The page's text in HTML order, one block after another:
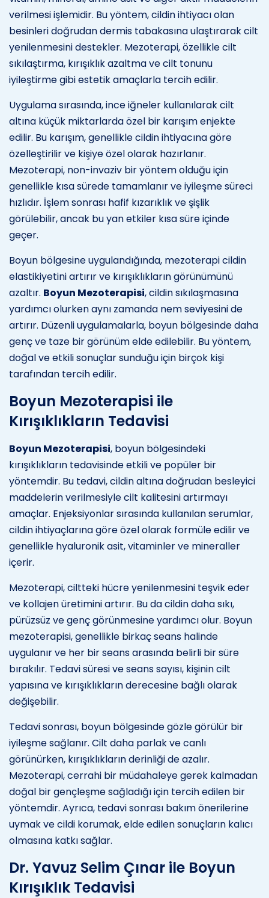
verilmesi işlemidir. Bu yöntem, cildin ihtiyacı olan
besinleri doğrudan dermis tabakasına ulaştırarak cilt
yenilenmesini destekler. Mezoterapi, özellikle cilt
sıkılaştırma, kırışıklık azaltma ve cilt tonunu
iyileştirme gibi estetik amaçlarla tercih edilir.
Uygulama sırasında, ince iğneler kullanılarak cilt
altına küçük miktarlarda özel bir karışım enjekte
edilir. Bu karışım, genellikle cildin ihtiyacına göre
özelleştirilir ve kişiye özel olarak hazırlanır.
Mezoterapi, non-invaziv bir yöntem olduğu için
genellikle kısa sürede tamamlanır ve iyileşme süreci
hızlıdır. İşlem sonrası hafif kızarıklık ve şişlik
görülebilir, ancak bu yan etkiler kısa süre içinde
geçer.
Boyun bölgesine uygulandığında, mezoterapi cildin
elastikiyetini artırır ve kırışıklıkların görünümünü
azaltır. Boyun Mezoterapisi, cildin sıkılaşmasına
yardımcı olurken aynı zamanda nem seviyesini de
artırır. Düzenli uygulamalarla, boyun bölgesinde daha
genç ve taze bir görünüm elde edilebilir. Bu yöntem,
doğal ve etkili sonuçlar sunduğu için birçok kişi
tarafından tercih edilir.
Boyun Mezoterapisi ile
Kırışıklıkların Tedavisi
Boyun Mezoterapisi, boyun bölgesindeki
kırışıklıkların tedavisinde etkili ve popüler bir
yöntemdir. Bu tedavi, cildin altına doğrudan besleyici
maddelerin verilmesiyle cilt kalitesini artırmayı
amaçlar. Enjeksiyonlar sırasında kullanılan serumlar,
cildin ihtiyaçlarına göre özel olarak formüle edilir ve
genellikle hyaluronik asit, vitaminler ve mineraller
içerir.
Mezoterapi, ciltteki hücre yenilenmesini teşvik eder
ve kollajen üretimini artırır. Bu da cildin daha sıkı,
pürüzsüz ve genç görünmesine yardımcı olur. Boyun
mezoterapisi, genellikle birkaç seans halinde
uygulanır ve her bir seans arasında belirli bir süre
bırakılır. Tedavi süresi ve seans sayısı, kişinin cilt
yapısına ve kırışıklıkların derecesine bağlı olarak
değişebilir.
Tedavi sonrası, boyun bölgesinde gözle görülür bir
iyileşme sağlanır. Cilt daha parlak ve canlı
görünürken, kırışıklıkların derinliği de azalır.
Mezoterapi, cerrahi bir müdahaleye gerek kalmadan
doğal bir gençleşme sağladığı için tercih edilen bir
yöntemdir. Ayrıca, tedavi sonrası bakım önerilerine
uymak ve cildi korumak, elde edilen sonuçların kalıcı
olmasına katkı sağlar.
Dr. Yavuz Selim Çınar ile Boyun
Kırışıklık Tedavisi